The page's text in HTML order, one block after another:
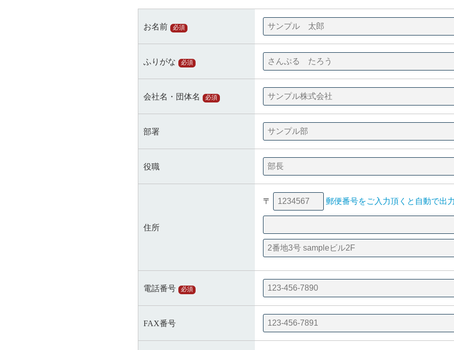
お名前 必須
ふりがな 必須
会社名・団体名 必須
部署
役職
住所
〒 郵便番号をご入力頂くと自動で出
電話番号 必須
FAX番号